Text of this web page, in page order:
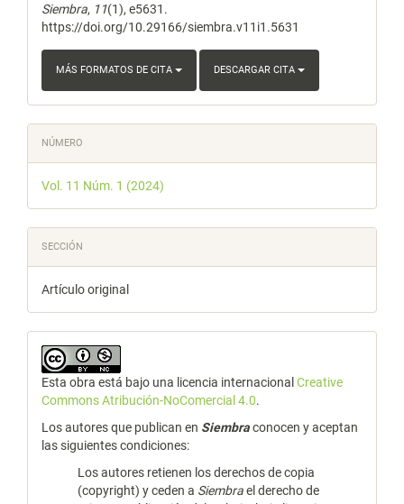
Siembra, 11(1), e5631.
https://doi.org/10.29166/siembra.v11i1.5631
MÁS FORMATOS DE CITA DESCARGAR CITA
NÚMERO
Vol. 11 Núm. 1 (2024)
SECCIÓN
Artículo original
Esta obra está bajo una licencia internacional Creative
Commons Atribución-NoComercial 4.0.
Los autores que publican en Siembraconocen y aceptan
las siguientes condiciones:
Los autores retienen los derechos de copia
(copyright) y ceden a Siembrael derecho de